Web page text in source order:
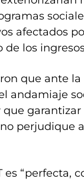
afectados
los
que ante
andamiaje
perjudique
“perfecta,